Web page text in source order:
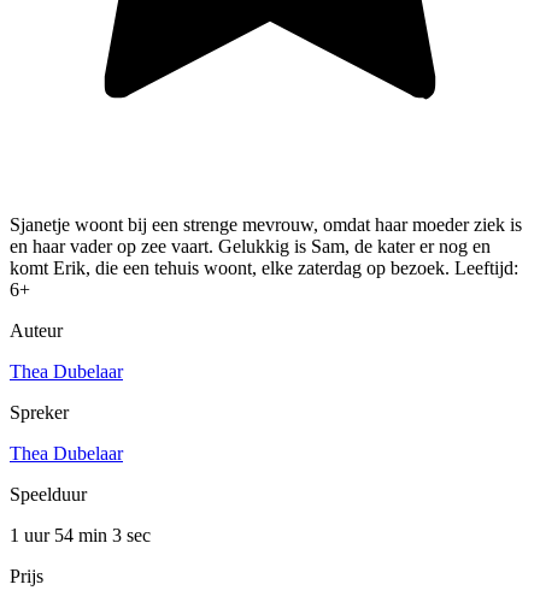
Sjanetje woont bij een strenge mevrouw, omdat haar moeder ziek is
en haar vader op zee vaart. Gelukkig is Sam, de kater er nog en
komt Erik, die een tehuis woont, elke zaterdag op bezoek. Leeftijd:
6+
Auteur
Thea Dubelaar
Spreker
Thea Dubelaar
Speelduur
1 uur 54 min 3 sec
Prijs